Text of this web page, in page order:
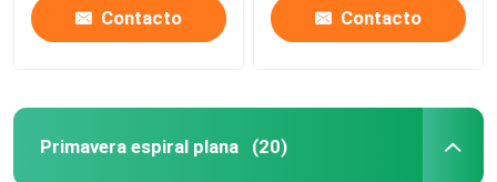
Contacto Contacto
Primavera espiral plana (20)